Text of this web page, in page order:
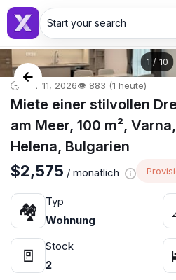
Start your search
1 / 10
🕒 Mär 11, 2026👁️ 883 (1 heute)
Miete einer stilvollen
am Meer, 100 m²,
Helena, Bulgarien
$2,575 / monatlich
🏘
Typ
Wohnung
🚪
Stock
2